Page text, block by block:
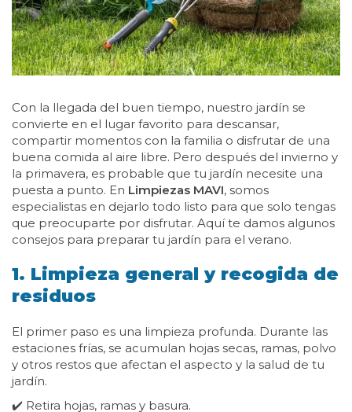
Con la llegada del buen tiempo, nuestro jardín se
convierte en el lugar favorito para descansar,
compartir momentos con la familia o disfrutar de una
buena comida al aire libre. Pero después del invierno y
la primavera, es probable que tu jardín necesite una
puesta a punto. En Limpiezas MAVI, somos
especialistas en dejarlo todo listo para que solo tengas
que preocuparte por disfrutar. Aquí te damos algunos
consejos para preparar tu jardín para el verano.
1. Limpieza general y recogida de
residuos
El primer paso es una limpieza profunda. Durante las
estaciones frías, se acumulan hojas secas, ramas, polvo
y otros restos que afectan el aspecto y la salud de tu
jardín.
✔️ Retira hojas, ramas y basura.